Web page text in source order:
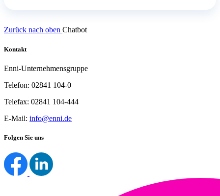
Zurück nach oben Chatbot
Kontakt
Enni-Unternehmensgruppe
Telefon: 02841 104-0
Telefax: 02841 104-444
E-Mail: info@enni.de
Folgen Sie uns